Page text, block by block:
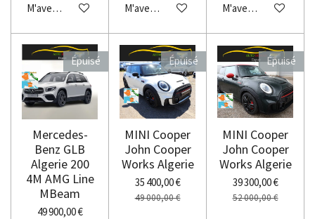
M'avertir si disponible M'avertir si disponible M'avertir si
Épuisé
Mercedes-
Benz GLB
Algerie 200
4M AMG Line
MBeam
49 900,00 €
Épuisé
MINI Cooper
John Cooper
Works Algerie
35 400,00 €
49 000,00 €
Épuisé
MINI Cooper
John Cooper
Works Algerie
39 300,00 €
52 000,00 €